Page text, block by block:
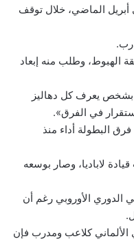
أبريل الماضي، خلال توقف
برلين على بعد 6 نقاط فقط من منطقة الهبوط، وطلب منه إبعاد
بشخص يعرف كل دهاليز
في الفرق».
البطولة أداء منذ
بعد حصوله على 10 نقاط من 4 مباريات تحت قيادة لاباديا، وصار بوسعه
في الدوري الأوروبي رغم أن
0) قال لاباديا: «بعد 35 عامًا في الدوري الألماني كلاعب ومدرب فإن